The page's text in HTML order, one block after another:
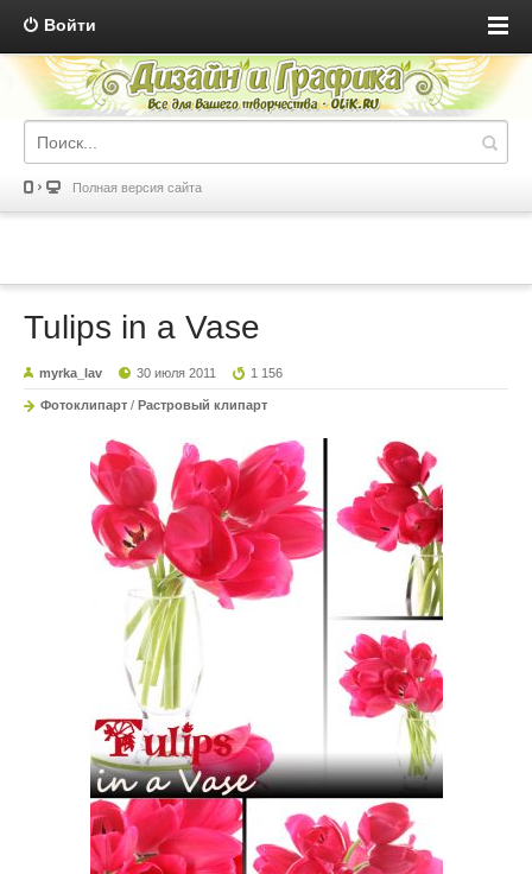
Войти
Полная версия сайта
Tulips in a Vase
myrka_lav 30 июля 2011 1 156
Фотоклипарт / Растровый клипарт